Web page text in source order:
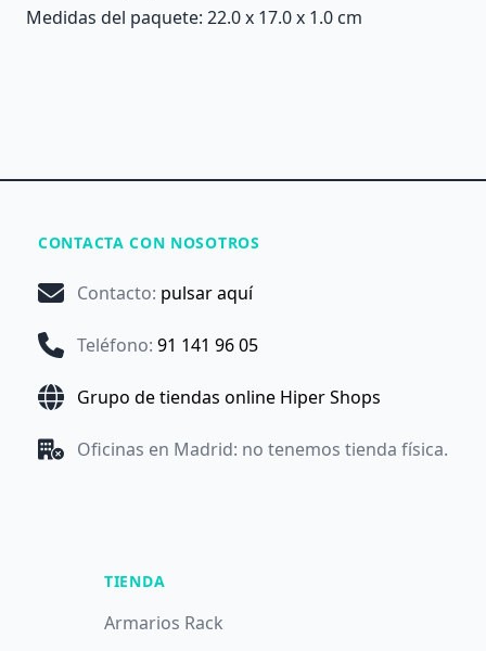
Medidas del paquete: 22.0 x 17.0 x 1.0 cm
CONTACTA CON NOSOTROS
Contacto: pulsar aquí
Teléfono: 91 141 96 05
Grupo de tiendas online Hiper Shops
Oficinas en Madrid: no tenemos tienda física.
TIENDA
Armarios Rack